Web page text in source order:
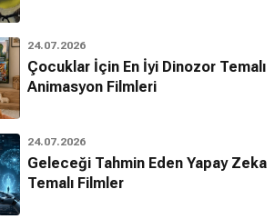
24.07.2026
Çocuklar İçin En İyi Dinozor Temalı
Animasyon Filmleri
24.07.2026
Geleceği Tahmin Eden Yapay Zeka
Temalı Filmler